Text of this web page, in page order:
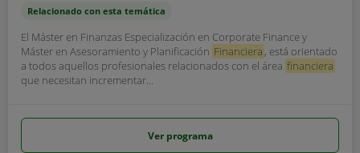
Relacionado con esta temática
El Máster en Finanzas Especialización en Corporate Finance y
Máster en Asesoramiento y Planificación Financiera , está orientado
a todos aquellos profesionales relacionados con el área financiera
que necesitan incrementar...
Ver programa